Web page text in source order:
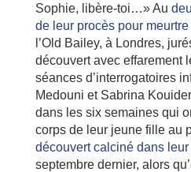
Sophie, libère-toi…» Au
de leur procès pour meurtre
l’Old Bailey, à Londres,
découvert avec effarement
séances d’interrogatoires
Medouni et Sabrina
dans les six semaines qui
corps de leur jeune fille au
découvert calciné dans
septembre dernier, alors